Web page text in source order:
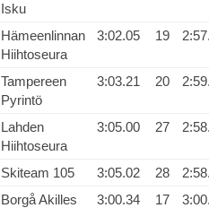
Isku
Hämeenlinnan
Hiihtoseura
3:02.05 19
Tampereen
Pyrintö
3:03.21 20
Lahden
Hiihtoseura
3:05.00 27
Skiteam 105 3:05.02 28
Borgå Akilles 3:00.34 17